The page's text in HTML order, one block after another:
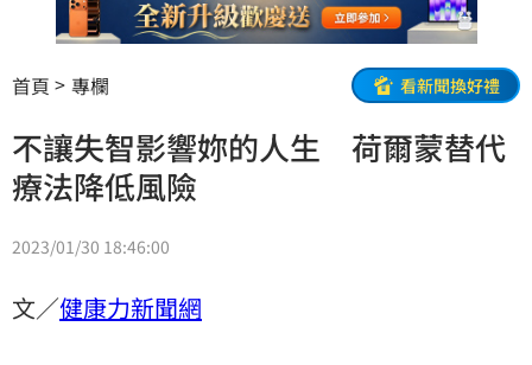
首頁 專欄 看新聞換好禮
不讓失智影響妳的人生 荷爾蒙替代
療法降低風險
2023/01/30 18:46:00
文／健康力新聞網